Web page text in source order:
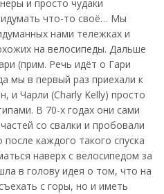
и просто чудаки
что-то своё… Мы
нами тележках и
на велосипеды. Дальше
(прим. Речь идёт о Гари
мы в первый раз приехали к
и Чарли (Charly Kelly) просто
В 70-х годах они сами
со свалки и пробовали
после каждого такого спуска
наверх с велосипедом за
в голову идея о том, что на
с горы, но и иметь